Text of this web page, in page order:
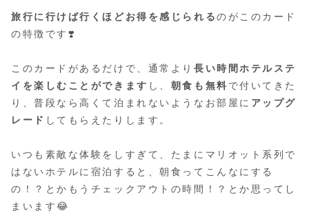
旅行に行けば行くほどお得を感じられるのがこのカード
の特徴です❣️
このカードがあるだけで、通常より 長い時間ホテルステ
イを楽しむことができます し、 朝食も無料 で付いてきた
り、普段なら高くて泊まれないようなお部屋に アップグ
レード してもらえたりします。
いつも素敵な体験をしすぎて、たまにマリオット系列で
はないホテルに宿泊すると、朝食ってこんなにする
の！？とかもうチェックアウトの時間！？とか思ってし
まいます😂